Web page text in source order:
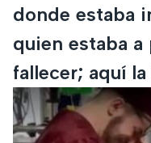
donde estaba
quien estaba
fallecer; aquí